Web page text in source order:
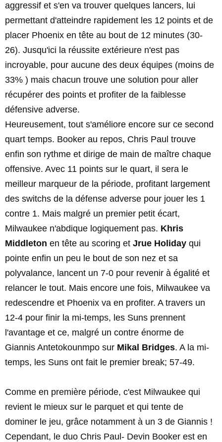
aggressif et s'en va trouver quelques lancers, lui
permettant d'atteindre rapidement les 12 points et de
placer Phoenix en tête au bout de 12 minutes (30-
26). Jusqu'ici la réussite extérieure n'est pas
incroyable, pour aucune des deux équipes (moins de
33% ) mais chacun trouve une solution pour aller
récupérer des points et profiter de la faiblesse
défensive adverse.
Heureusement, tout s'améliore encore sur ce second
quart temps. Booker au repos, Chris Paul trouve
enfin son rythme et dirige de main de maître chaque
offensive. Avec 11 points sur le quart, il sera le
meilleur marqueur de la période, profitant largement
des switchs de la défense adverse pour jouer les 1
contre 1. Mais malgré un premier petit écart,
Milwaukee n'abdique logiquement pas. Khris
Middleton en tête au scoring et Jrue Holiday qui
pointe enfin un peu le bout de son nez et sa
polyvalance, lancent un 7-0 pour revenir à égalité et
relancer le tout. Mais encore une fois, Milwaukee va
redescendre et Phoenix va en profiter. A travers un
12-4 pour finir la mi-temps, les Suns prennent
l'avantage et ce, malgré un contre énorme de
Giannis Antetokounmpo sur Mikal Bridges. A la mi-
temps, les Suns ont fait le premier break; 57-49.
Comme en première période, c'est Milwaukee qui
revient le mieux sur le parquet et qui tente de
dominer le jeu, grâce notamment à un 3 de Giannis !
Cependant, le duo Chris Paul- Devin Booker est en